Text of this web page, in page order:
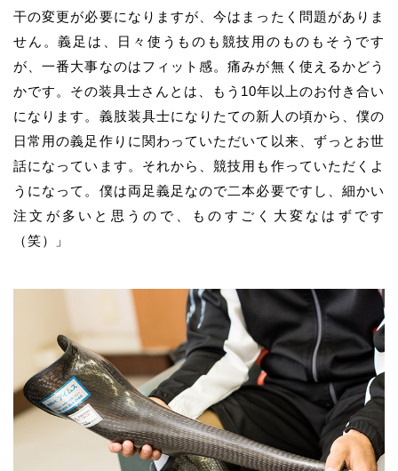
干の変更が必要になりますが、今はまったく問題がありま
せん。義足は、日々使うものも競技用のものもそうです
が、一番大事なのはフィット感。痛みが無く使えるかどう
かです。その装具士さんとは、もう 10年以上のお付き合い
になります。義肢装具士になりたての新人の頃から、僕の
日常用の義足作りに関わっていただいて以来、ずっとお世
話になっています。それから、競技用も作っていただくよ
うになって。僕は両足義足なので二本必要ですし、細かい
注文が多いと思うので、ものすごく大変なはずです
（笑）」